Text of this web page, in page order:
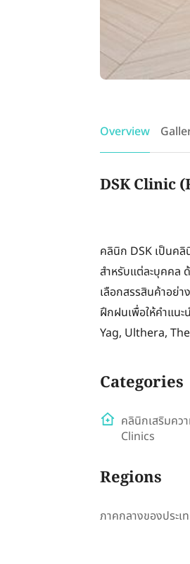
Overview
DSK Clinic
คลินิก DSK เป็นค
สำหรับแต่ละบุคคล
เลือกสรรสินค้าอย่
ฝึกฝนเพื่อให้คำแน
Yag, Ulthera,
Categories
คลินิกเสริมคว
Clinics
Regions
ภาคกลางของประเ